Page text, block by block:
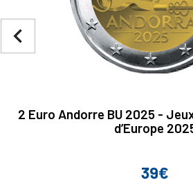
2 Euro Andorre BU 2025 -
d’Europe
Prix
39€
navigate_before